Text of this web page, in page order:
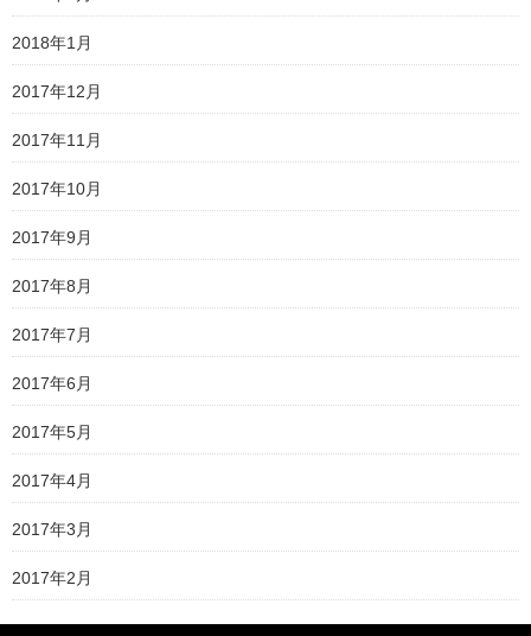
2018年1月
2017年12月
2017年11月
2017年10月
2017年9月
2017年8月
2017年7月
2017年6月
2017年5月
2017年4月
2017年3月
2017年2月